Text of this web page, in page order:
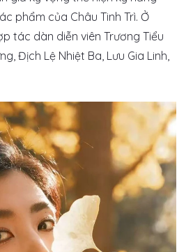
phẩm của Châu Tinh Trì. Ở
tác dàn diễn viên Trương Tiểu
Địch Lệ Nhiệt Ba, Lưu Gia Linh,